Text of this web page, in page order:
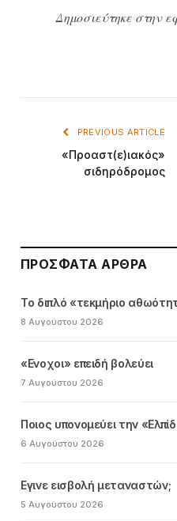
Δημοσιεύτηκε στην
PREVIOUS ARTICLE
«Προαστ(ε)ιακός»
σιδηρόδρομος
ΠΡΌΣΦΑΤΑ ΆΡΘΡΑ
Το διπλό «τεκμήριο
8 Αυγούστου 2026
«Ενοχοι» επειδή βολεύει
7 Αυγούστου 2026
Ποιος υπονομεύει την
6 Αυγούστου 2026
Εγινε εισβολή μεταναστών;
5 Αυγούστου 2026